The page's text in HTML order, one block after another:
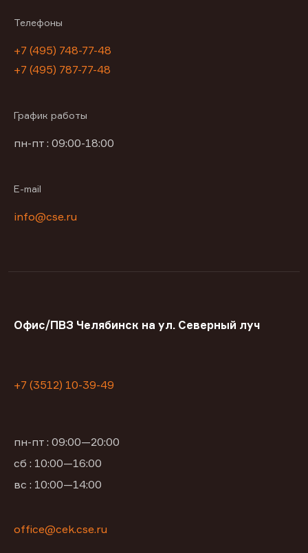
Телефоны
+7 (495) 748-77-48
+7 (495) 787-77-48
График работы
пн-пт : 09:00-18:00
E-mail
info@cse.ru
Офис/ПВЗ Челябинск на ул. Северный луч
+7 (3512) 10-39-49
пн-пт : 09:00—20:00
сб : 10:00—16:00
вс : 10:00—14:00
office@cek.cse.ru